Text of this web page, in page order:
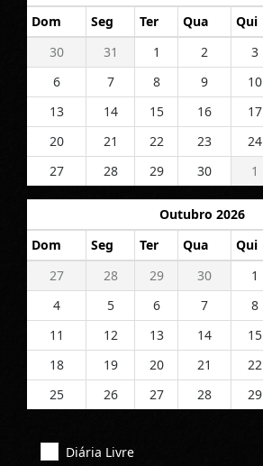
Dom
Seg Ter Qua Qui
30
31 1 2 3
6
7 8 9 10
13
14 15 16 17
20
21 22 23 24
27
28 29 30 1
Outubro 2026
Dom
Seg Ter Qua Qui
27
28 29 30 1
4
5 6 7 8
11
12 13 14 15
18
19 20 21 22
25
26 27 28 29
Diária Livre